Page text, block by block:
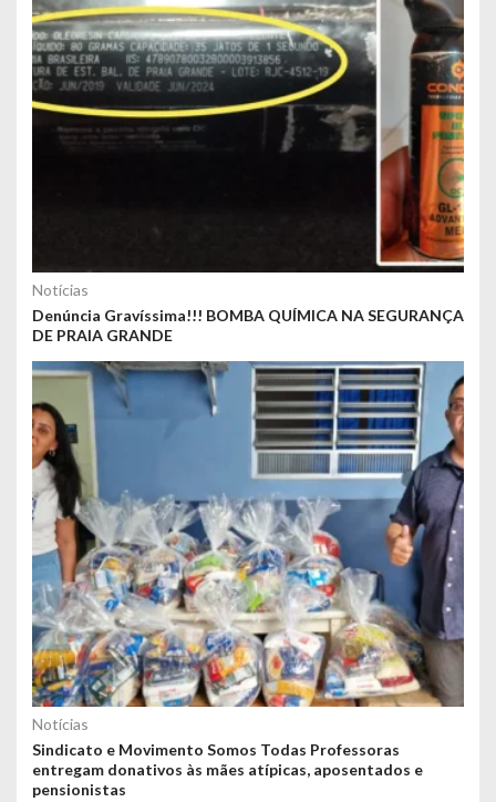
Notícias
Denúncia Gravíssima!!! BOMBA QUÍMICA NA SEGURANÇA
DE PRAIA GRANDE
Notícias
Sindicato e Movimento Somos Todas Professoras
entregam donativos às mães atípicas, aposentados e
pensionistas